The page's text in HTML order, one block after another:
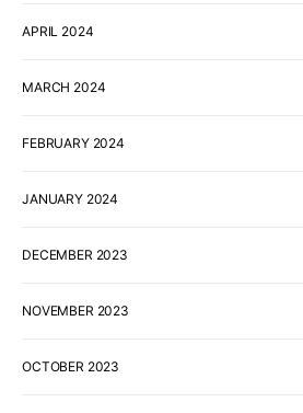
APRIL 2024
MARCH 2024
FEBRUARY 2024
JANUARY 2024
DECEMBER 2023
NOVEMBER 2023
OCTOBER 2023